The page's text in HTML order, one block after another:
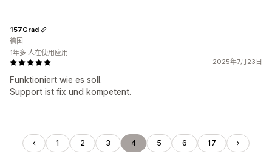
2025年7月23日
Funktioniert wie es soll.
Support ist fix und kompetent.
157Grad
德国
1年多 人在使用应用
1 2 3 4 5 6 17